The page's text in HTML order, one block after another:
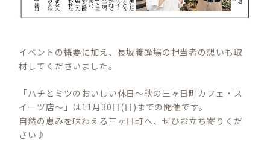
イベントの概要に加え、長坂養蜂場の担当者の想いも取
材してくださいました。
「ハチとミツのおいしい休日〜秋の三ヶ日町カフェ・ス
イーツ店〜」は11月30日(日)までの開催です。
自然の恵みを味わえる三ヶ日町へ、ぜひお立ち寄りくだ
さい♪